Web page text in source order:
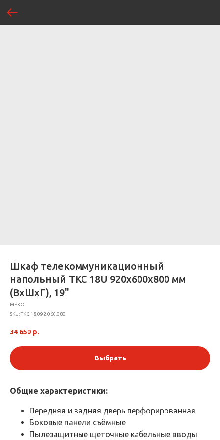
Шкаф телекоммуникационный
напольный ТКС 18U 920х600x800 мм
(ВхШхГ), 19"
МЕКО
SKU:ТКС.18.092.060.080
34 650 р.
Выбрать
Общие характеристики:
Передняя и задняя дверь перфорированная
Боковые панели съёмные
Пылезащитные щеточные кабельные вводы